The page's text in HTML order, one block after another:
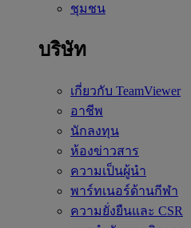
ชุมชน
บริษัท
เกี่ยวกับ TeamViewer
อาชีพ
นักลงทุน
ห้องข่าวสาร
ความเป็นผู้นำ
พาร์ทเนอร์ด้านกีฬา
ความยั่งยืนและ CSR